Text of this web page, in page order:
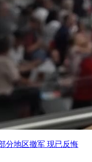
分地区撤军 现已反悔